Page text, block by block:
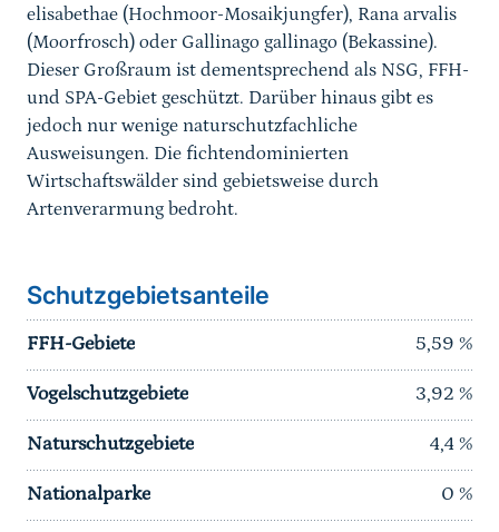
elisabethae (Hochmoor-Mosaikjungfer), Rana arvalis
(Moorfrosch) oder Gallinago gallinago (Bekassine).
Dieser Großraum ist dementsprechend als NSG, FFH-
und SPA-Gebiet geschützt. Darüber hinaus gibt es
jedoch nur wenige naturschutzfachliche
Ausweisungen. Die fichtendominierten
Wirtschaftswälder sind gebietsweise durch
Artenverarmung bedroht.
Schutzgebietsanteile
FFH-Gebiete 5,59 %
Vogelschutzgebiete 3,92 %
Naturschutzgebiete 4,4 %
Nationalparke 0 %